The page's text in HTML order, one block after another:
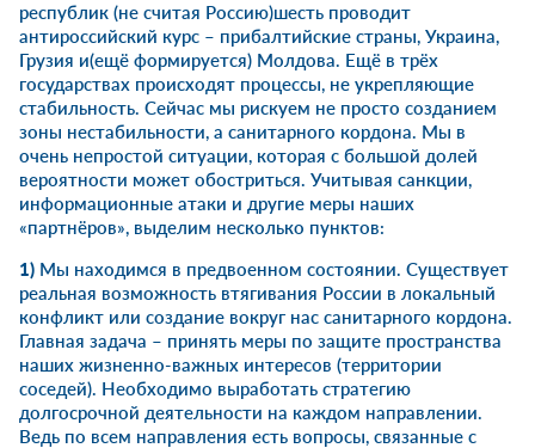
республик (не считая Россию)шесть проводит
антироссийский курс – прибалтийские страны, Украина,
Грузия и(ещё формируется) Молдова. Ещё в трёх
государствах происходят процессы, не укрепляющие
стабильность. Сейчас мы рискуем не просто созданием
зоны нестабильности, а санитарного кордона. Мы в
очень непростой ситуации, которая с большой долей
вероятности может обостриться. Учитывая санкции,
информационные атаки и другие меры наших
«партнёров», выделим несколько пунктов:
1) Мы находимся в предвоенном состоянии. Существует
реальная возможность втягивания России в локальный
конфликт или создание вокруг нас санитарного кордона.
Главная задача – принять меры по защите пространства
наших жизненно-важных интересов (территории
соседей). Необходимо выработать стратегию
долгосрочной деятельности на каждом направлении.
Ведь по всем направления есть вопросы, связанные с